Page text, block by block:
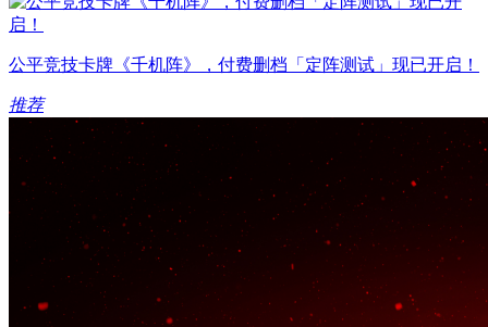
公平竞技卡牌《千机阵》，付费删档「定阵测试」现已开启！
推荐